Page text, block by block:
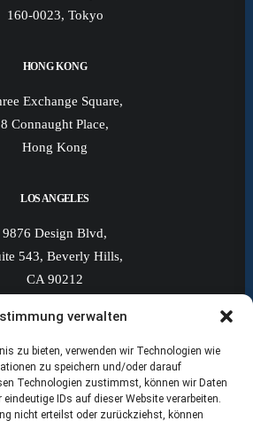
verwalten
zu bieten, verwenden wir Technologien wie
zu speichern und/oder darauf
Technologien zustimmst, können wir Daten
IDs auf dieser Website verarbeiten.
nicht erteilst oder zurückziehst, können
160-0023, Tokyo
HONG KONG
Exchange Square,
8 Connaught Place,
Hong Kong
LOS ANGELES
9876 Design Blvd,
543, Beverly Hills,
CA 90212
Broadway Street 352,
NY 11214,
USA